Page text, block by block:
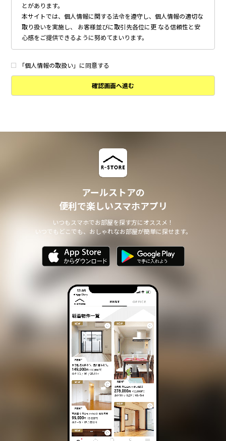
とがあります。
本サイトでは、個人情報に関する法令を遵守し、個人情報の適切な
取り扱いを実施し、 お客様並びに取引先各位に更 なる信頼性と安
心感をご提供できるように努めてまいります。
個人情報の取得について
本サイトは、偽りその他不正の手段によらず適正に個人情報を取得
以下に定めのない目的で個人情報を利用する場合、あらかじめご本
からのご連絡の対応
不動産会社との業務における対応
・ 本サイトからのメールマガジンの送信、その他の対応
・ その他、本サイトの不動産物件情報サービスの提供のために必
個人情報の安全管理について
本サイトは、取り扱う個人情報の漏洩、滅失またはき損の防止その
他の個人情報の安全管理のために必要かつ適切な措置を講じます。
個人情報の委託について
する場合は、当該第三者について厳正な調査を行い、 取り扱いを
委託された個人情報の安全管理が図られるよう当該第三者に対する
また、コンサルティング、プライバシーマーク申請、ISMS申請業務
におきまして第三者と共同して業務を遂行する場合に 個人情報の
取り扱いを委託する場合 があります。
個人情報の第三者提供について
本サイトは、個人情報保護法等の法令に定めのある場合を除き、
個人情報をあらかじめご本人の同意を得ることなく、第三者に提供
個人情報の開示・訂正等について
本サイトは、ご本人から自己の個人情報についての開示の請求があ
る場合、速やかに開示をいたします。
その際、ご本人であることが確認できない場合 には、開示に応じ
個人情報の内容に誤りがあり、ご本人から訂正・追加・削除の請求
がある場合、調査の上、速やかにこれらの請求に対応いたします。
「個人情報の取扱い」に同意する
確認画面へ進む
アールストアの
便利で楽しいスマホアプリ
いつもスマホでお部屋を探す方にオススメ！
いつでもどこでも、おしゃれなお部屋が簡単に探せます。